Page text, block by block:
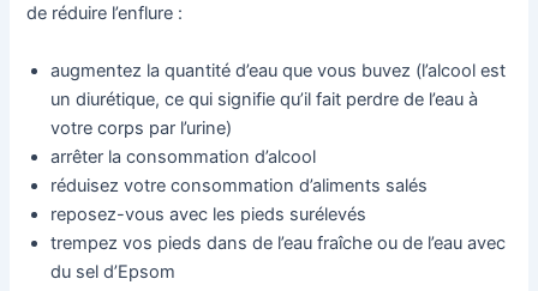
de réduire l’enflure :
augmentez la quantité d’eau que vous buvez (l’alcool est
un diurétique, ce qui signifie qu’il fait perdre de l’eau à
votre corps par l’urine)
arrêter la consommation d’alcool
réduisez votre consommation d’aliments salés
reposez-vous avec les pieds surélevés
trempez vos pieds dans de l’eau fraîche ou de l’eau avec
du sel d’Epsom